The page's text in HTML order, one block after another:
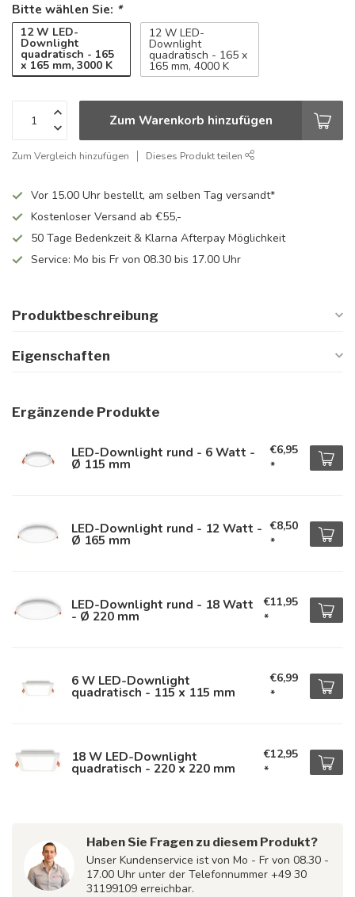
Bitte wählen Sie: *
12 W LED-
Downlight
quadratisch - 165
x 165 mm, 3000 K
12 W LED-
Downlight
quadratisch - 165 x
165 mm, 4000 K
Zum Warenkorb hinzufügen
Zum Vergleich hinzufügen Dieses Produkt teilen
Vor 15.00 Uhr bestellt, am selben Tag versandt*
Kostenloser Versand ab €55,-
50 Tage Bedenkzeit & Klarna Afterpay Möglichkeit
Service: Mo bis Fr von 08.30 bis 17.00 Uhr
Produktbeschreibung
Eigenschaften
Ergänzende Produkte
LED-Downlight rund - 6 Watt -
Ø 115 mm
€6,95
*
LED-Downlight rund - 12 Watt -
Ø 165 mm
€8,50
*
LED-Downlight rund - 18 Watt
- Ø 220 mm
€11,95
*
6 W LED-Downlight
quadratisch - 115 x 115 mm
€6,99
*
18 W LED-Downlight
quadratisch - 220 x 220 mm
€12,95
*
Haben Sie Fragen zu diesem Produkt?
Unser Kundenservice ist von Mo - Fr von 08.30 -
17.00 Uhr unter der Telefonnummer +49 30
31199109 erreichbar.